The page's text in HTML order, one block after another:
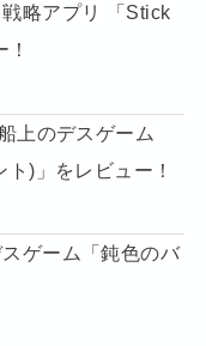
略アプリ 「Stick
上のデスゲーム
ト)」をレビュー！
ゲーム「鈍色のバ